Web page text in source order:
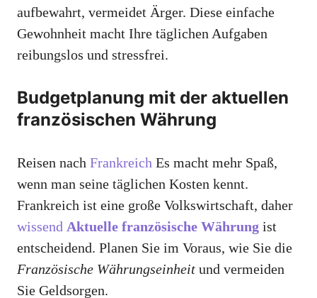
aufbewahrt, vermeidet Ärger. Diese einfache
Gewohnheit macht Ihre täglichen Aufgaben
reibungslos und stressfrei.
Budgetplanung mit der aktuellen
französischen Währung
Reisen nach Frankreich Es macht mehr Spaß,
wenn man seine täglichen Kosten kennt.
Frankreich ist eine große Volkswirtschaft, daher
wissend Aktuelle französische Währung ist
entscheidend. Planen Sie im Voraus, wie Sie die
Französische Währungseinheit und vermeiden
Sie Geldsorgen.